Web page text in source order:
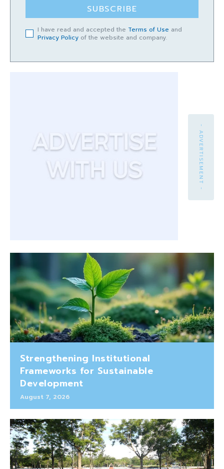
SUBSCRIBE
I have read and accepted the Terms of Use and
Privacy Policy of the website and company.
- ADVERTISEMENT -
Strengthening Institutional
Frameworks for Sustainable
Development
August 7, 2026